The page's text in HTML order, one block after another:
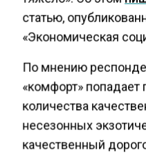
статью,
«Экономическая
По мнению
«комфорт» попадает
количества
несезонных
качественный